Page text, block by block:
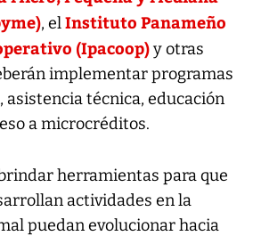
, elInstituto Panameño
(Ipacoop)y otras
implementar programas
asistencia técnica, educación
a microcréditos.
herramientas para que
actividades en la
puedan evolucionar hacia